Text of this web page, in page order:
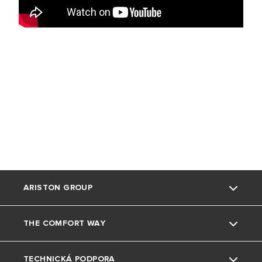
ARISTON GROUP
Kdo jsme
THE COMFORT WAY
TECHNICKÁ PODPORA